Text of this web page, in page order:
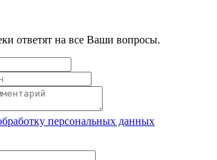
ответят на все Ваши вопросы.
персональных данных